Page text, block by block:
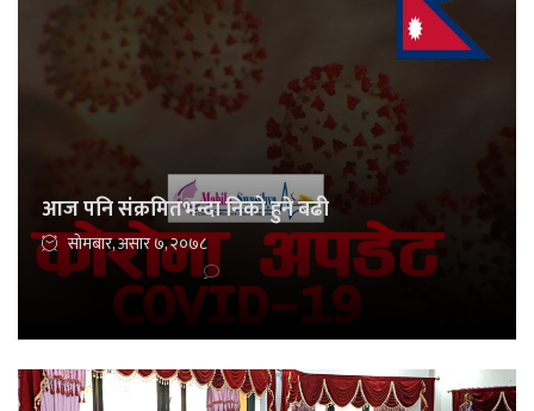
आज पनि संक्रमितभन्दा निको हुने बढी
सोमबार, असार ७, २०७८